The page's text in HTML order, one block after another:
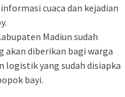
cuaca dan kejadian
Madiun sudah
akan diberikan bagi warga
logistik yang sudah disiapka
bayi.